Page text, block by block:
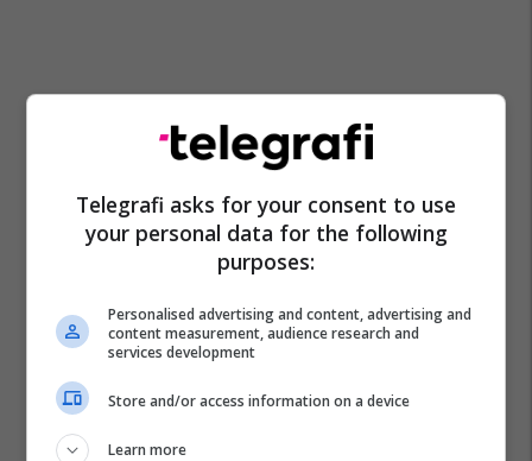
Telegrafi asks for your consent to use
your personal data for the following
purposes:
Personalised advertising and content, advertising and
content measurement, audience research and
services development
Store and/or access information on a device
Learn more